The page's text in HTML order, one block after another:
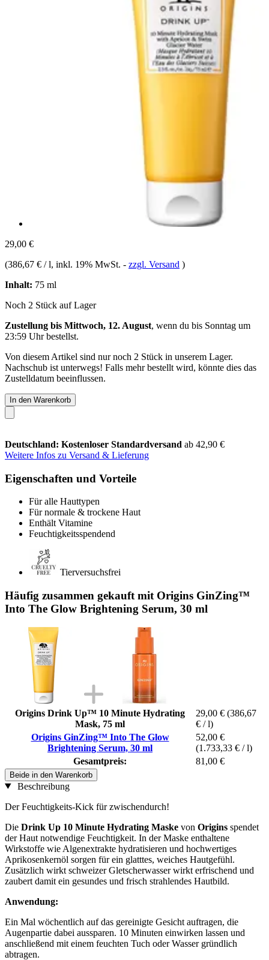
29,00 €
(386,67 € / l, inkl. 19% MwSt. - zzgl. Versand )
Inhalt: 75 ml
Noch 2 Stück auf Lager
Zustellung bis Mittwoch, 12. August, wenn du bis Sonntag um
23:59 Uhrbestellst.
Von diesem Artikel sind nur noch 2 Stück in unserem Lager.
Nachschub ist unterwegs! Falls mehr bestellt wird, könnte dies das
Zustelldatum beeinflussen.
In den Warenkorb
Deutschland: Kostenloser Standardversand ab 42,90 €
Weitere Infos zu Versand & Lieferung
Eigenschaften und Vorteile
Für alle Hauttypen
Für normale & trockene Haut
Enthält Vitamine
Feuchtigkeitsspendend
Tierversuchsfrei
Häufig zusammen gekauft mit Origins GinZing™
Into The Glow Brightening Serum, 30 ml
Origins Drink Up™ 10 Minute Hydrating
Mask, 75 ml
29,00 € (386,67
€ / l)
Origins GinZing™ Into The Glow
Brightening Serum, 30 ml
52,00 €
(1.733,33 € / l)
Gesamtpreis:
81,00 €
Beide in den Warenkorb
Beschreibung
Der Feuchtigkeits-Kick für zwischendurch!
Die Drink Up 10 Minute Hydrating Maske von Origins spendet
der Haut notwendige Feuchtigkeit. In der Maske enthaltene
Wirkstoffe wie Algenextrakte hydratisieren und hochwertiges
Aprikosenkernöl sorgen für ein glatttes, weiches Hautgefühl.
Zusätzlich wirkt schweizer Gletscherwasser wirkt erfrischend und
zaubert damit ein gesundes und frisch strahlendes Hautbild.
Anwendung:
Ein Mal wöchentlich auf das gereinigte Gesicht auftragen, die
Augenpartie dabei aussparen. 10 Minuten einwirken lassen und
anschließend mit einem feuchten Tuch oder Wasser gründlich
abtragen.